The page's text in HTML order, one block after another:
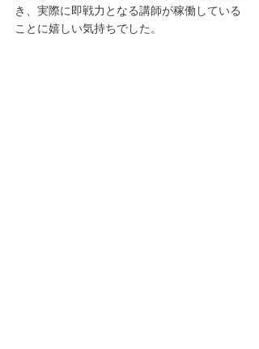
き、実際に即戦力となる講師が稼働している
ことに嬉しい気持ちでした。